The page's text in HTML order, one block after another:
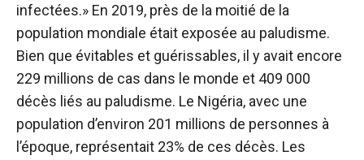
infectées.» En 2019, près de la moitié de la
population mondiale était exposée au paludisme.
Bien que évitables et guérissables, il y avait encore
229 millions de cas dans le monde et 409 000
décès liés au paludisme. Le Nigéria, avec une
population d’environ 201 millions de personnes à
l’époque, représentait 23% de ces décès. Les